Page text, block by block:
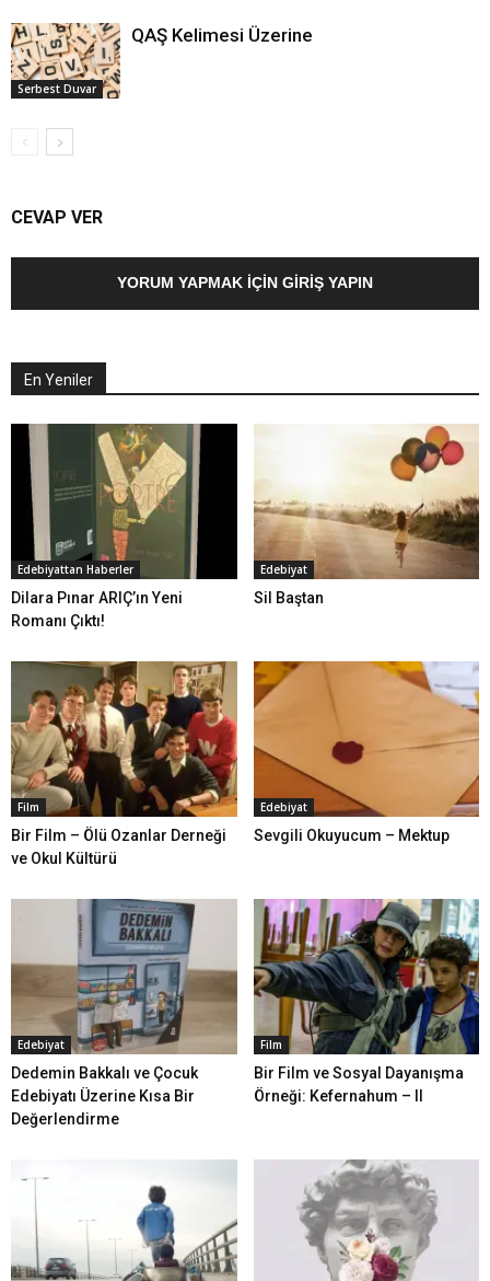
Serbest Duvar
QAŞ Kelimesi Üzerine
CEVAP VER
YORUM YAPMAK İÇIN GIRIŞ YAPIN
En Yeniler
Edebiyattan Haberler
Dilara Pınar ARIÇ’ın Yeni
Romanı Çıktı!
Edebiyat
Sil Baştan
Film
Bir Film – Ölü Ozanlar Derneği
ve Okul Kültürü
Edebiyat
Sevgili Okuyucum – Mektup
Edebiyat
Dedemin Bakkalı ve Çocuk
Edebiyatı Üzerine Kısa Bir
Değerlendirme
Film
Bir Film ve Sosyal Dayanışma
Örneği: Kefernahum – II